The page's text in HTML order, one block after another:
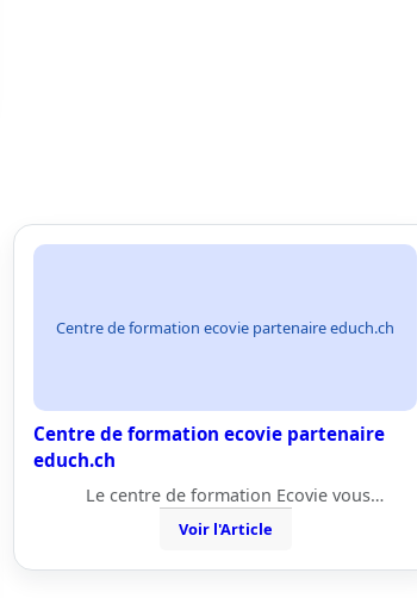
Centre de formation ecovie partenaire educh.ch
Centre de formation ecovie partenaire
educh.ch
Le centre de formation Ecovie vous…
Voir l'Article